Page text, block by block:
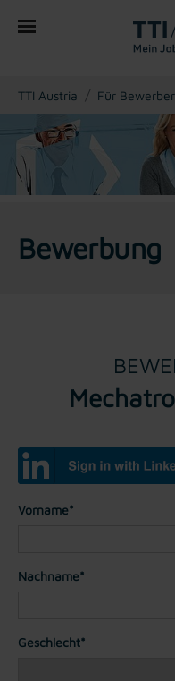
You are here:
TTI Austria Für Bewerber
Bewerbung
Vorname*
Nachname*
Geschlecht*